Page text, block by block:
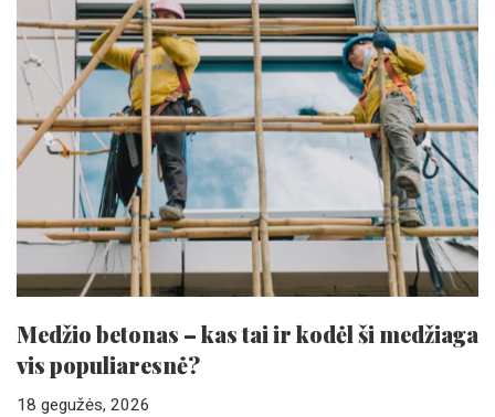
Medžio betonas – kas tai ir kodėl ši medžiaga
vis populiaresnė?
18 gegužės, 2026